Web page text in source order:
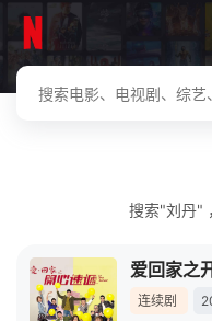
搜索"刘丹"
爱回家之
连续剧